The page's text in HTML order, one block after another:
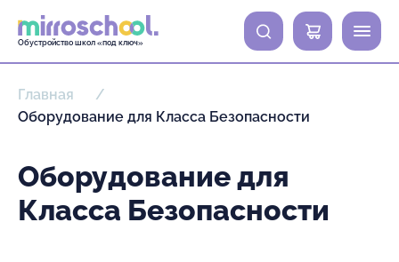
Обустройство школ «под ключ»
0
Главная
Оборудование для Класса Безопасности
Оборудование для
Класса Безопасности